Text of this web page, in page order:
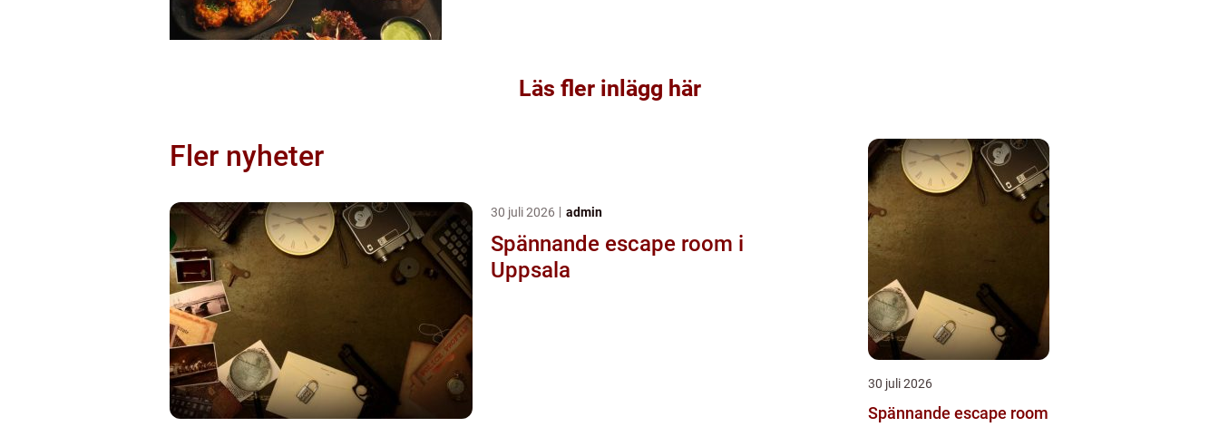
Läs fler inlägg här
Fler nyheter
30 juli 2026 admin
Spännande escape room i
Uppsala
30 juli 2026
Spännande escape room